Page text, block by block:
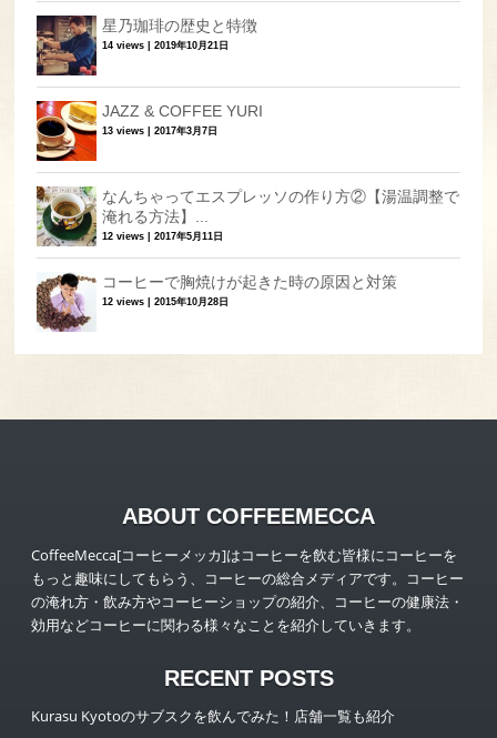
星乃珈琲の歴史と特徴
14 views |2019年10月21日
JAZZ & COFFEE YURI
13 views |2017年3月7日
なんちゃってエスプレッソの作り方②【湯温調整で
淹れる方法】...
12 views |2017年5月11日
コーヒーで胸焼けが起きた時の原因と対策
12 views |2015年10月28日
ABOUT COFFEEMECCA
CoffeeMecca[コーヒーメッカ]はコーヒーを飲む皆様にコーヒーを
もっと趣味にしてもらう、コーヒーの総合メディアです。コーヒー
の淹れ方・飲み方やコーヒーショップの紹介、コーヒーの健康法・
効用などコーヒーに関わる様々なことを紹介していきます。
RECENT POSTS
Kurasu Kyotoのサブスクを飲んでみた！店舗一覧も紹介